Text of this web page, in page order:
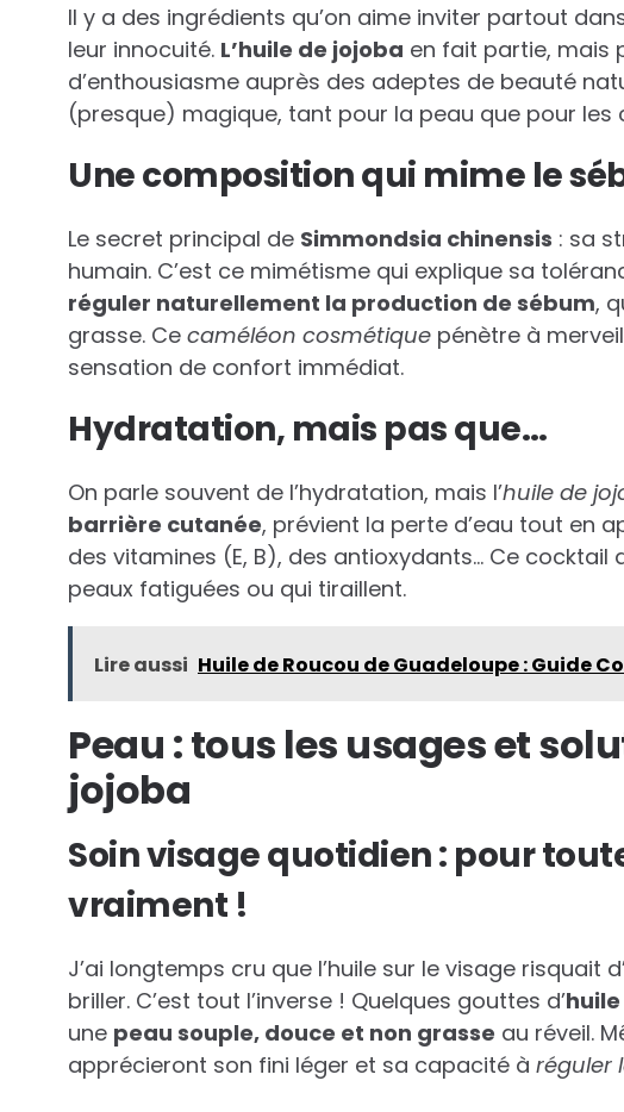
Il y a des ingrédients qu’on aime inviter partout
leur innocuité. L’huile de jojoba en fait partie, mais
d’enthousiasme auprès des adeptes de beauté
(presque) magique, tant pour la peau que pour les
Une composition qui mime le
Le secret principal de Simmondsia chinensis : sa
humain. C’est ce mimétisme qui explique sa
réguler naturellement la production de sébum,
grasse. Ce caméléon cosmétique pénètre à
sensation de confort immédiat.
Hydratation, mais pas que…
On parle souvent de l’hydratation, mais l’huile de
barrière cutanée, prévient la perte d’eau tout en
des vitamines (E, B), des antioxydants… Ce
peaux fatiguées ou qui tiraillent.
Lire aussi Huile de Roucou de Guadeloupe : Guide
Peau : tous les usages et
jojoba
Soin visage quotidien : pour
vraiment !
J’ai longtemps cru que l’huile sur le visage risquait
briller. C’est tout l’inverse ! Quelques gouttes d’
une peau souple, douce et non grasse au réveil.
apprécieront son fini léger et sa capacité à réguler